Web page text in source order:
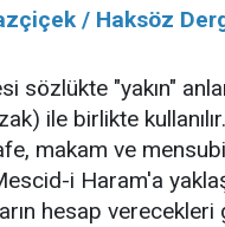
/ Haksöz
sözlükte "yakın"
ile birlikte
makam ve
i Haram'a
hesap